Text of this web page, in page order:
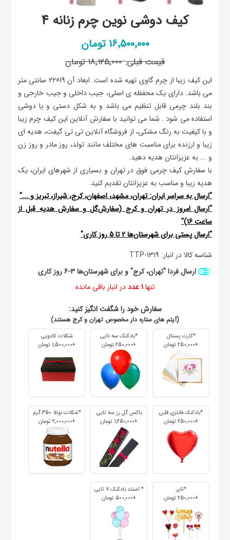
کیف دوشی نوین چرم زنانه 4
16٬500٬000 تومان
قیمت قبلی:18٬125٬000 تومان
این کیف زیبا از چرم گاوی تهیه شده است. ابعاد آن 19×22 سانتی متر
می باشد. دارای یک محفظه ی اصلی، جیب داخلی و جیب خارجی و
بند بلند چرمی قابل تنظیم می باشد و به شکل دستی و یا دوشی
استفاده می شود . شما می توانید با سفارش آنلاین این کیف چرم زیبا
و با کیفیت به رنگ مشکی، از فروشگاه آنلاین تی تی گیفت، هدیه ای
زیبا و ارزنده‌ برای مناسبت های مختلف مانند تولد، روز مادر و روز زن
و ... به عزیزانتان هدیه دهید.
با سفارش کیف چرمی فوق در تهران و بسیاری از شهرهای ایران، یک
هدیه زیبا و مناسب به عزیزانتان تقدیم کنید.
"ارسال به سراسر ایران: تهران، مشهد، اصفهان، کرج، شیراز، تبریز و ..."
"ارسال امروز در تهران و کرج (سفارش‌گل و سفارش هدیه قبل از
ساعت 16)"
"ارسال پستی برای شهرستان‌ها 2 تا 5 روز کاری"
شناسه کالا در انبار: TTP-1319
ارسال فردا "تهران، کرج" و برای شهرستان‌ها 3-6 روز کاری
تنها1 عدد
در انبار باقی مانده
سفارش خود را شگفت انگیز کنید:
(آیتم های ستاره دار مخصوص تهران و کرج هستند)
*کارت پستال
+250٬000 تومان
*بادکنک سه تایی
+250٬000 تومان
شکلات کادویی
+1٬500٬000 تومان
*بادکنک فانتزی قلبی
+250٬000 تومان
باکس گل رز سه تایی
+1٬250٬000 تومان
*شکلات نوتلا 350 گرم
+2٬000٬000 تومان
*تاپر
+250٬000 تومان
* استند بادکنک 7 تایی
+500٬000 تومان